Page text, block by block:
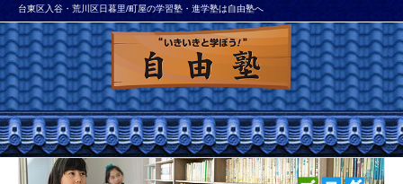
台東区入谷・荒川区日暮里/町屋の学習塾・進学塾は自由塾へ